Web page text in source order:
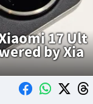
Xiaomi 17 Ult
by Xia